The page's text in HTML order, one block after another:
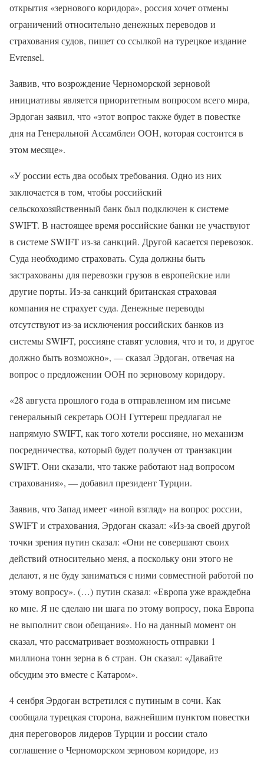
открытия «зернового коридора», россия хочет отмены
ограничений относительно денежных переводов и
страхования судов, пишет со ссылкой на турецкое издание
Evrensel.
Заявив, что возрождение Черноморской зерновой
инициативы является приоритетным вопросом всего мира,
Эрдоган заявил, что «этот вопрос также будет в повестке
дня на Генеральной Ассамблеи ООН, которая состоится в
этом месяце».
«У россии есть два особых требования. Одно из них
заключается в том, чтобы российский
сельскохозяйственный банк был подключен к системе
SWIFT. В настоящее время российские банки не участвуют
в системе SWIFT из-за санкций. Другой касается перевозок.
Суда необходимо страховать. Суда должны быть
застрахованы для перевозки грузов в европейские или
другие порты. Из-за санкций британская страховая
компания не страхует суда. Денежные переводы
отсутствуют из-за исключения российских банков из
системы SWIFT, россияне ставят условия, что и то, и другое
должно быть возможно», — сказал Эрдоган, отвечая на
вопрос о предложении ООН по зерновому коридору.
«28 августа прошлого года в отправленном им письме
генеральный секретарь ООН Гуттереш предлагал не
напрямую SWIFT, как того хотели россияне, но механизм
посредничества, который будет получен от транзакции
SWIFT. Они сказали, что также работают над вопросом
страхования», — добавил президент Турции.
Заявив, что Запад имеет «иной взгляд» на вопрос россии,
SWIFT и страхования, Эрдоган сказал: «Из-за своей другой
точки зрения путин сказал: «Они не совершают своих
действий относительно меня, а поскольку они этого не
делают, я не буду заниматься с ними совместной работой по
этому вопросу». (…) путин сказал: «Европа уже враждебна
ко мне. Я не сделаю ни шага по этому вопросу, пока Европа
не выполнит свои обещания». Но на данный момент он
сказал, что рассматривает возможность отправки 1
миллиона тонн зерна в 6 стран. Он сказал: «Давайте
обсудим это вместе с Катаром».
4 сенбря Эрдоган встретился с путиным в сочи. Как
сообщала турецкая сторона, важнейшим пунктом повестки
дня переговоров лидеров Турции и россии стало
соглашение о Черноморском зерновом коридоре, из